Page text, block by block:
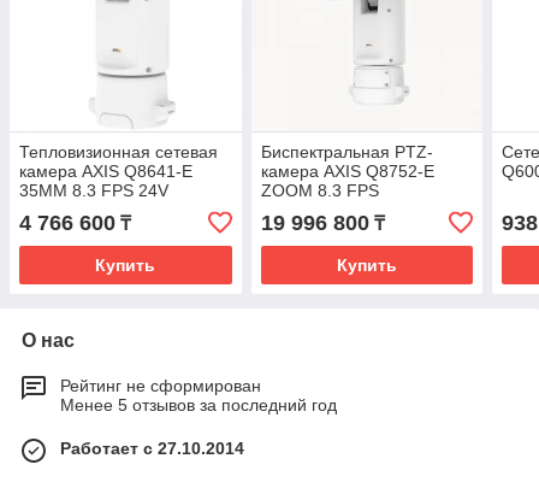
Тепловизионная сетевая
камера AXIS Q8641-E
35MM 8.3 FPS 24V
4 766 600 ₸
Купить
Биспектральная PTZ-
камера AXIS Q8752-E
ZOOM 8.3 FPS
19 996 800₸
Купить
О нас
Рейтинг не сформирован
Менее 5 отзывов за последний год
Работает с 27.10.2014